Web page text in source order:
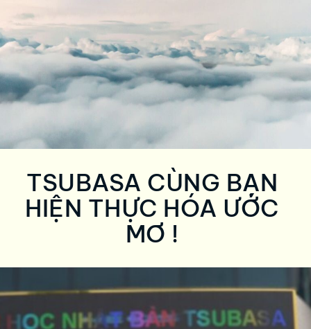
TSUBASA CÙNG BẠN
HIỆN THỰC HÓA ƯỚC
MƠ !